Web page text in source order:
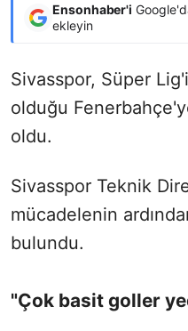
Ensonhaber'i
ekleyin
Sivasspor, Süper
olduğu
oldu.
Sivasspor Teknik
mücadelenin
bulundu.
"Çok basit goller